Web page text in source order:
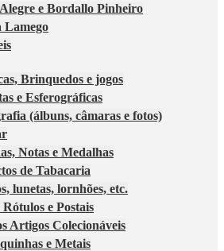
e Bordallo Pinheiro
Lamego
Brinquedos e jogos
e Esferográficas
(álbuns, câmaras e fotos)
Notas e Medalhas
de Tabacaria
lunetas, lornhões, etc.
Rótulos e Postais
Artigos Colecionáveis
e Metais